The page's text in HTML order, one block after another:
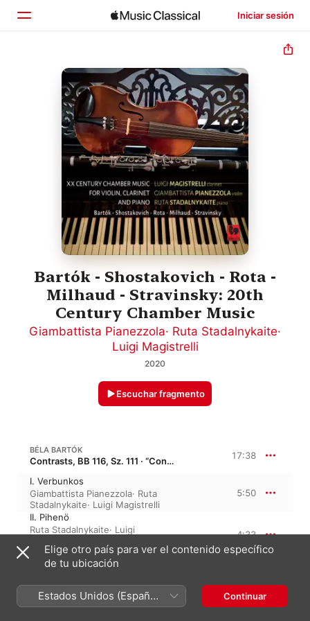
Iniciar sesión
Inicio
Explorar
Buscar
Bartók - Shostakovich - Rota -
Milhaud - Stravinsky: 20th
Century Chamber Music
Giambattista Pianezzola· Ruta Stadalnykaite·
Luigi Magistrelli
2020
Escuchar fragmento
BÉLA BARTÓK
Contrasts, BB 116, Sz. 111 · “Contrastes” 17:38
I. Verbunkos
Giambattista Pianezzola· Ruta
Stadalnykaite· Luigi Magistrelli
5:50
II. Pihenö
Ruta Stadalnykaite· Luigi
Pianezzola
4:33
III. Sebes
Magistrelli·Giambattista
Pianezzola
Elige otro país para ver el contenido específico
de tu ubicación
Estados Unidos (Español
México)
Continuar